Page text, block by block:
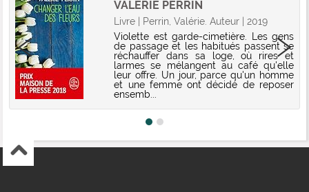
VALÉRIE PERRIN
Livre | Perrin, Valérie. Auteur | 2019
Violette est garde-cimetière. Les gens
de passage et les habitués passent se
réchauffer dans sa loge, où rires et
larmes se mélangent au café qu'elle
leur offre. Un jour, parce qu'un homme
et une femme ont décidé de reposer
ensemb...